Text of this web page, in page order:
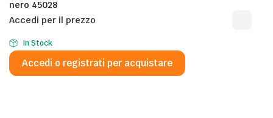
nero 45028
Accedi per il prezzo
In Stock
Accedi o registrati per acquistare